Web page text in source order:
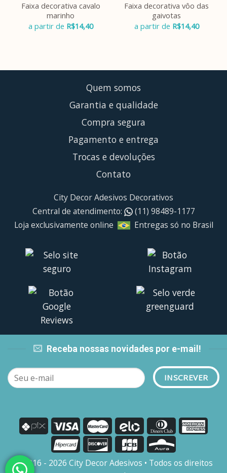
Faixa decorativa cavalo
marinho
a partir de R$14,40
Faixa decorativa vôo das
gaivotas
a partir de R$14,40
Quem somos
Garantia e qualidade
Compra segura
Pagamento e entrega
Trocas e devoluções
Contato
City Decor Adesivos Decorativos
Central de atendimento:
(11) 98489-1177
Loja exclusivamente online
Entregas só no Brasil
Receba nossas novidades por e-mail!
© 2016 - 2026 City Decor Adesivos • Todos os direitos